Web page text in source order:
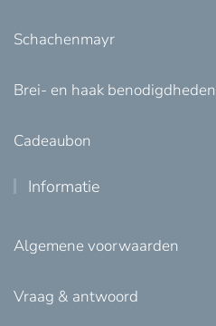
Schachenmayr
Brei- en haak benodigdheden
Cadeaubon
Informatie
Algemene voorwaarden
Vraag & antwoord